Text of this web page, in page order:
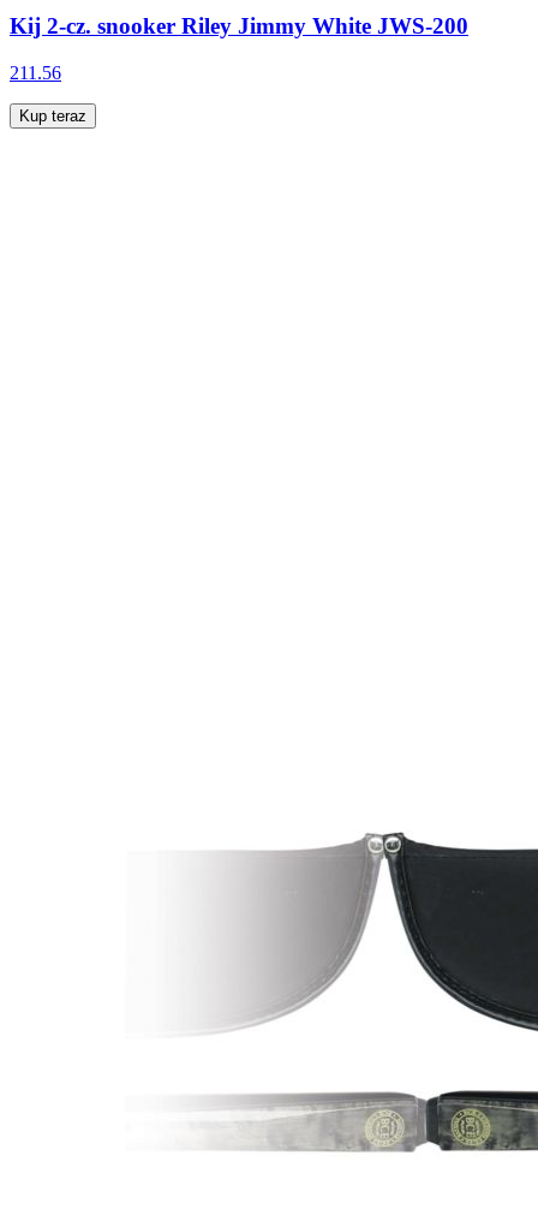
Kij 2-cz. snooker Riley Jimmy White JWS-200
211.56
Kup teraz